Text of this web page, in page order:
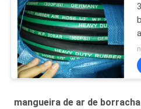
mangueira de ar de borracha